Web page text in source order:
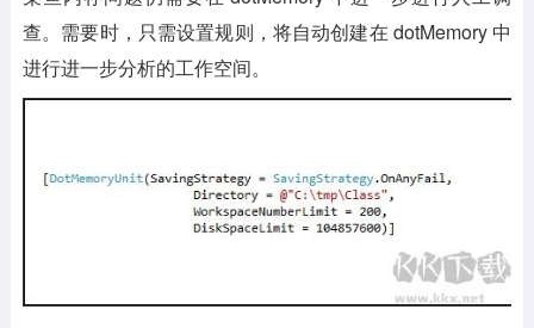
查。需要时，只需设置规则，将自动创建在 dotMemory 中
进行进一步分析的工作空间。